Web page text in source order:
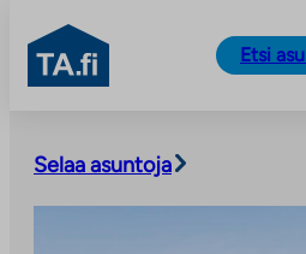
sisältöön
TA.fi
Etsi
Selaa asuntoja